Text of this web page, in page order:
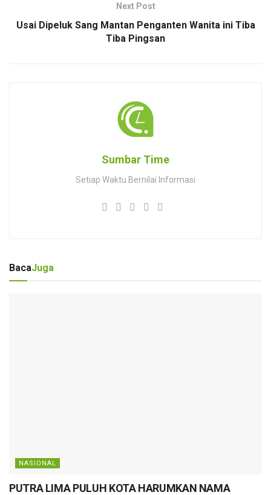
Next Post
Usai Dipeluk Sang Mantan Penganten Wanita ini Tiba
Tiba Pingsan
Sumbar Time
Setiap Waktu Bernilai Informasi
BacaJuga
NASIONAL
PUTRA LIMA PULUH KOTA HARUMKAN NAMA